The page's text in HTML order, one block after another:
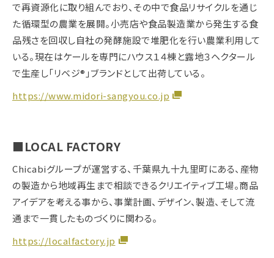
で再資源化に取り組んでおり、その中で食品リサイクルを通じ
た循環型の農業を展開。小売店や食品製造業から発生する食
品残さを回収し自社の発酵施設で堆肥化を行い農業利用して
いる。現在はケールを専門にハウス１４棟と露地３ヘクタール
で生産し「リベジ®」ブランドとして出荷している。
https://www.midori-sangyou.co.jp
■LOCAL FACTORY
Chicabiグループが運営する、千葉県九十九里町にある、産物
の製造から地域再生まで相談できるクリエイティブ工場。商品
アイデアを考える事から、事業計画、デザイン、製造、そして流
通まで一貫したものづくりに関わる。
https://localfactory.jp